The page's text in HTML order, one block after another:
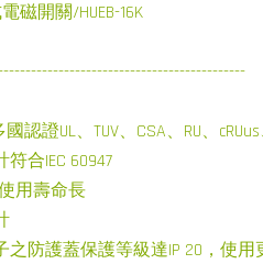
磁開關/HUEB-16K
證UL、TUV、CSA、RU、cRUus
合IEC 60947
用壽命長
之防護蓋保護等級達IP 20，使用